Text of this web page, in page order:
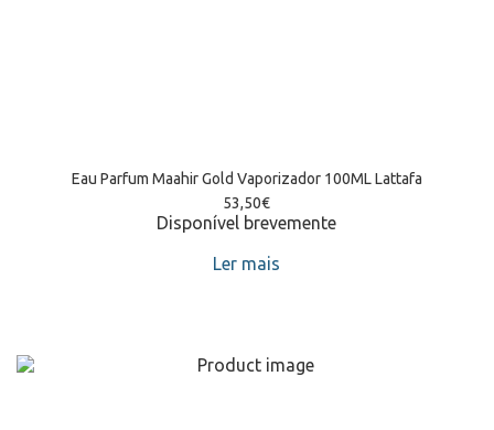
Eau Parfum Maahir Gold Vaporizador 100ML Lattafa
53,50€
Disponível brevemente
Ler mais